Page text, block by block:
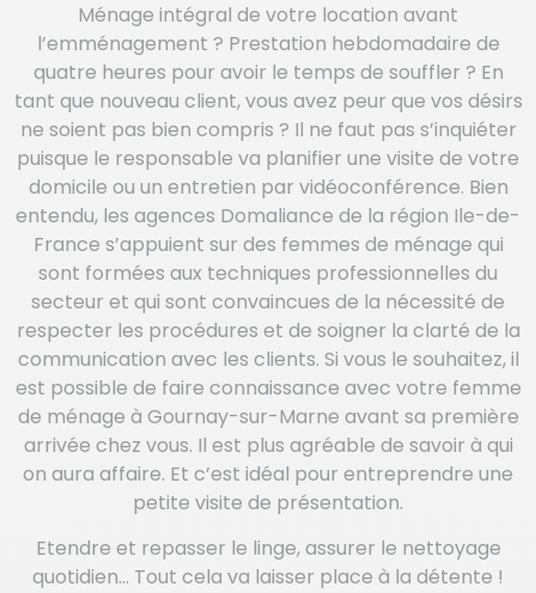
Ménage intégral de votre location avant
l’emménagement ? Prestation hebdomadaire de
quatre heures pour avoir le temps de souffler ? En
tant que nouveau client, vous avez peur que vos désirs
ne soient pas bien compris ? Il ne faut pas s’inquiéter
puisque le responsable va planifier une visite de votre
domicile ou un entretien par vidéoconférence. Bien
entendu, les agences Domaliance de la région Ile-de-
France s’appuient sur des femmes de ménage qui
sont formées aux techniques professionnelles du
secteur et qui sont convaincues de la nécessité de
respecter les procédures et de soigner la clarté de la
communication avec les clients. Si vous le souhaitez, il
est possible de faire connaissance avec votre femme
de ménage à Gournay-sur-Marne avant sa première
arrivée chez vous. Il est plus agréable de savoir à qui
on aura affaire. Et c’est idéal pour entreprendre une
petite visite de présentation.
Etendre et repasser le linge, assurer le nettoyage
quotidien… Tout cela va laisser place à la détente !